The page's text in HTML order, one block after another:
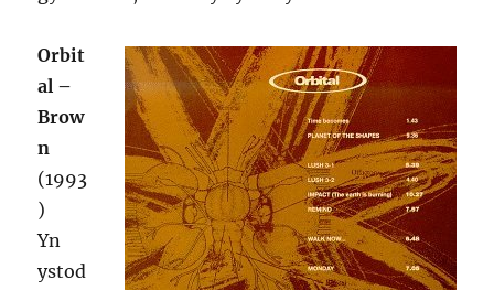
Orbit
al –
Brow
n
(1993
)
Yn
ystod